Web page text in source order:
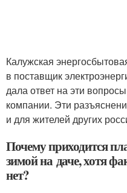
Калужская
в поставщик
дала ответ на эти
компании. Эти
и для жителей других
Почему приходится
зимой на даче, хотя
нет?